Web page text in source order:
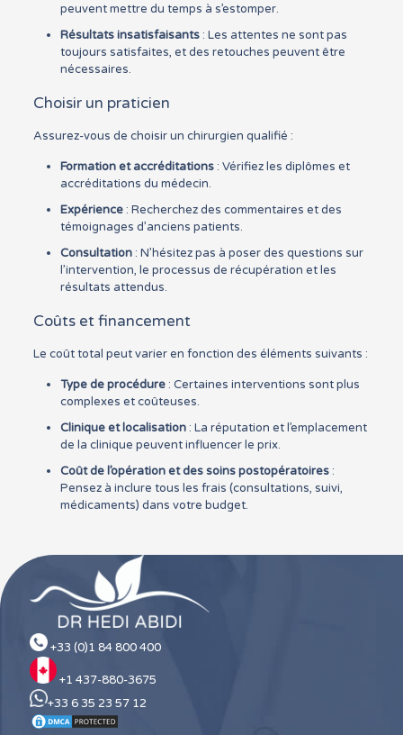
peuvent mettre du temps à s’estomper.
Résultats insatisfaisants: Les attentes ne sont pas
toujours satisfaites, et des retouches peuvent être
nécessaires.
Choisir un praticien
Assurez-vous de choisir un chirurgien qualifié :
Formation et accréditations: Vérifiez les diplômes et
accréditations du médecin.
Expérience: Recherchez des commentaires et des
témoignages d’anciens patients.
Consultation: N’hésitez pas à poser des questions sur
l’intervention, le processus de récupération et les
résultats attendus.
Coûts et financement
Le coût total peut varier en fonction des éléments suivants :
Type de procédure: Certaines interventions sont plus
complexes et coûteuses.
Clinique et localisation: La réputation et l’emplacement
de la clinique peuvent influencer le prix.
Coût de l’opération et des soins postopératoires:
Pensez à inclure tous les frais (consultations, suivi,
médicaments) dans votre budget.
+33 (0)1 84 800 400
+1 437-880-3675
+33 6 35 23 57 12